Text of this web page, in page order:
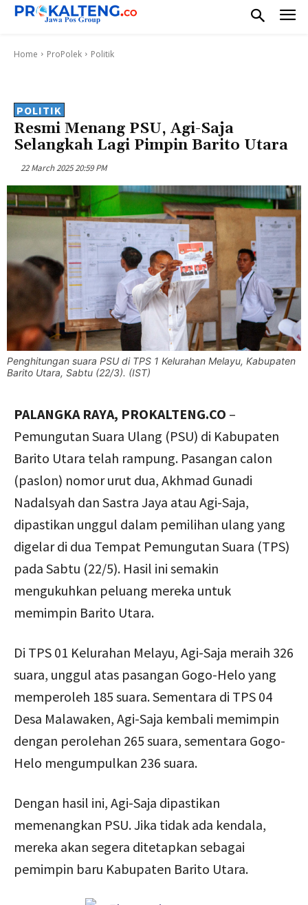
Home ProPolek Politik
POLITIK
Resmi Menang PSU, Agi-Saja
Selangkah Lagi Pimpin Barito Utara
22 March 2025 20:59 PM
Penghitungan suara PSU di TPS 1 Kelurahan Melayu, Kabupaten
Barito Utara, Sabtu (22/3). (IST)
PALANGKA RAYA, PROKALTENG.CO –
Pemungutan Suara Ulang (PSU) di Kabupaten
Barito Utara telah rampung. Pasangan calon
(paslon) nomor urut dua, Akhmad Gunadi
Nadalsyah dan Sastra Jaya atau Agi-Saja,
dipastikan unggul dalam pemilihan ulang yang
digelar di dua Tempat Pemungutan Suara (TPS)
pada Sabtu (22/5). Hasil ini semakin
mengukuhkan peluang mereka untuk
memimpin Barito Utara.
Di TPS 01 Kelurahan Melayu, Agi-Saja meraih 326
suara, unggul atas pasangan Gogo-Helo yang
memperoleh 185 suara. Sementara di TPS 04
Desa Malawaken, Agi-Saja kembali memimpin
dengan perolehan 265 suara, sementara Gogo-
Helo mengumpulkan 236 suara.
Dengan hasil ini, Agi-Saja dipastikan
memenangkan PSU. Jika tidak ada kendala,
mereka akan segera ditetapkan sebagai
pemimpin baru Kabupaten Barito Utara.